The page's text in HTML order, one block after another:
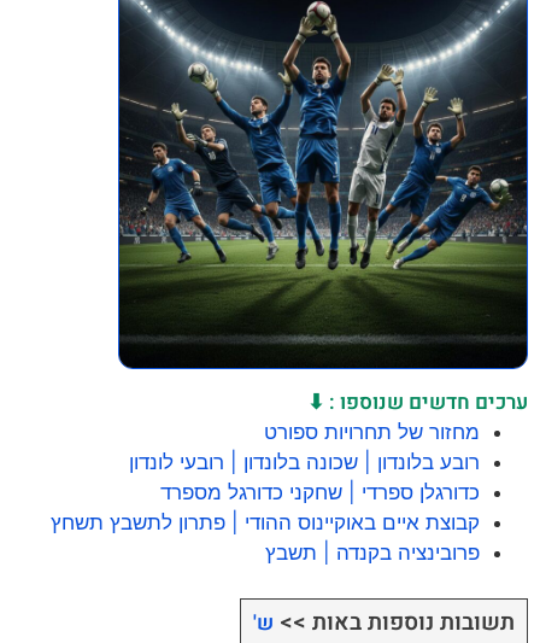
ערכים חדשים שנוספו : ⬇
מחזור של תחרויות ספורט
רובע בלונדון | שכונה בלונדון | רובעי לונדון
כדורגלן ספרדי | שחקני כדורגל מספרד
קבוצת איים באוקיינוס ההודי | פתרון לתשבץ תשחץ
פרובינציה בקנדה | תשבץ
תשובות נוספות באות >> ש'